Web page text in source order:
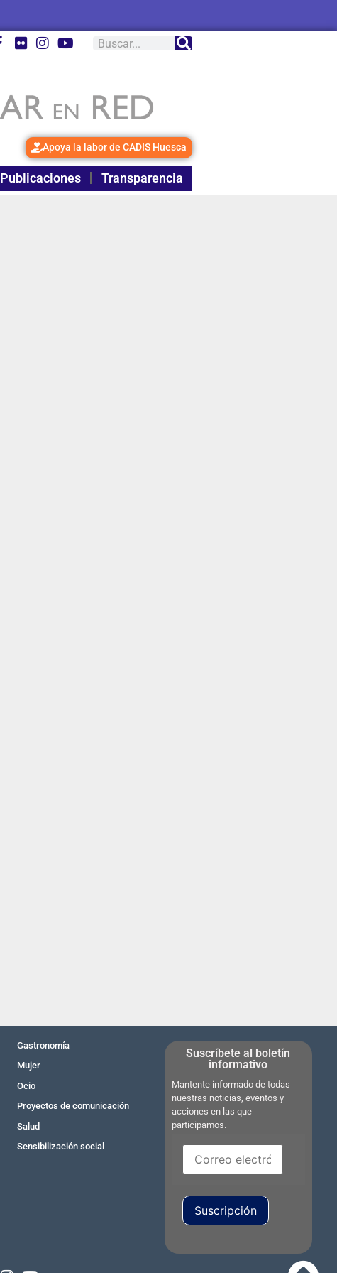
Apoya la labor de CADIS Huesca
Publicaciones Transparencia
Gastronomía
Mujer
Ocio
Proyectos de comunicación
Salud
Sensibilización social
Suscríbete al boletín
informativo
Mantente informado de todas
nuestras noticias, eventos y
acciones en las que
participamos.
Suscripción